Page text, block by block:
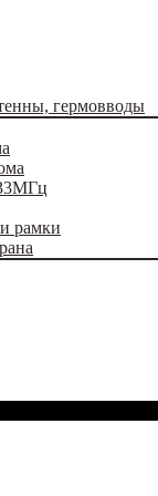
гермовводы
рамки